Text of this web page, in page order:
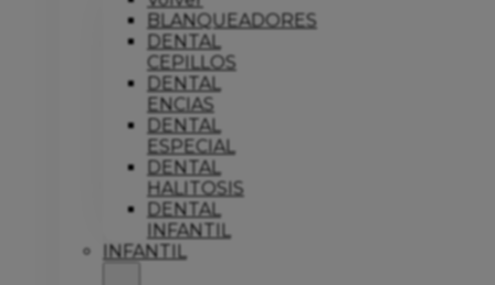
BLANQUEADORES
DENTAL
CEPILLOS
DENTAL
ENCIAS
DENTAL
ESPECIAL
DENTAL
HALITOSIS
DENTAL
INFANTIL
INFANTIL